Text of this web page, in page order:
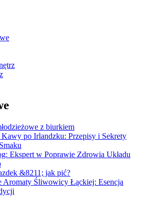
z biurkiem
po Irlandzku: Przepisy i Sekrety
Ekspert w Poprawie Zdrowia Układu
&8211; jak pić?
Śliwowicy Łąckiej: Esencja